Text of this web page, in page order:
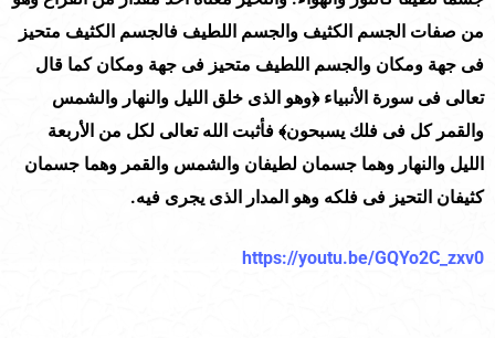
من صفات الجسم الكثيف والجسم اللطيف فالجسم الكثيف متحيز
فى جهة ومكان والجسم اللطيف متحيز فى جهة ومكان كما قال
تعالى فى سورة الأنبياء ﴿وهو الذى خلق الليل والنهار والشمس
والقمر كل فى فلك يسبحون﴾ فأثبت الله تعالى لكل من الأربعة
الليل والنهار وهما جسمان لطيفان والشمس والقمر وهما جسمان
كثيفان التحيز فى فلكه وهو المدار الذى يجرى فيه.
https://youtu.be/GQYo2C_zxv0